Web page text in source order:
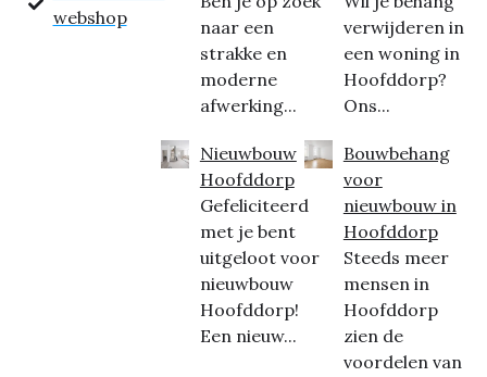
webshop
naar een
strakke en
moderne
afwerking...
Nieuwbouw
Hoofddorp
Gefeliciteerd
met je bent
uitgeloot voor
nieuwbouw
Hoofddorp!
Een nieuw...
verwijderen in
een woning in
Hoofddorp?
Ons...
Bouwbehang
voor
nieuwbouw in
Hoofddorp
Steeds meer
mensen in
Hoofddorp
zien de
voordelen van